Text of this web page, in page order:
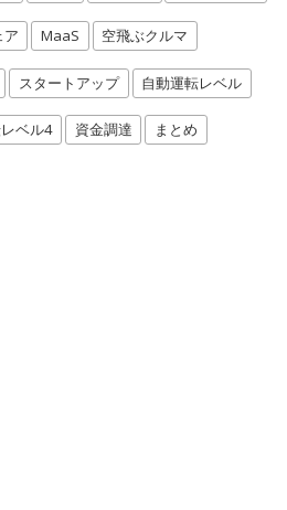
ア MaaS 空飛ぶクルマ
スタートアップ 自動運転レベル
ベル4 資金調達 まとめ